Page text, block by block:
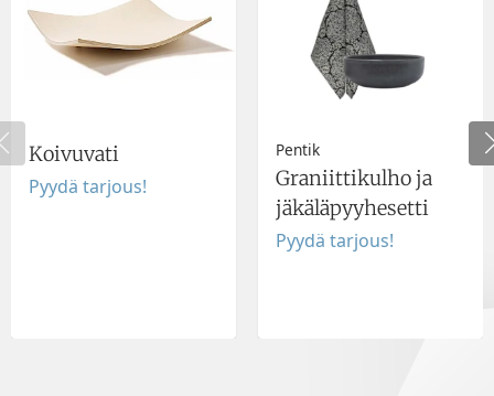
Koivuvati
Pyydä tarjous!
Pentik
Graniittikulho ja
jäkäläpyyhesetti
Pyydä tarjous!